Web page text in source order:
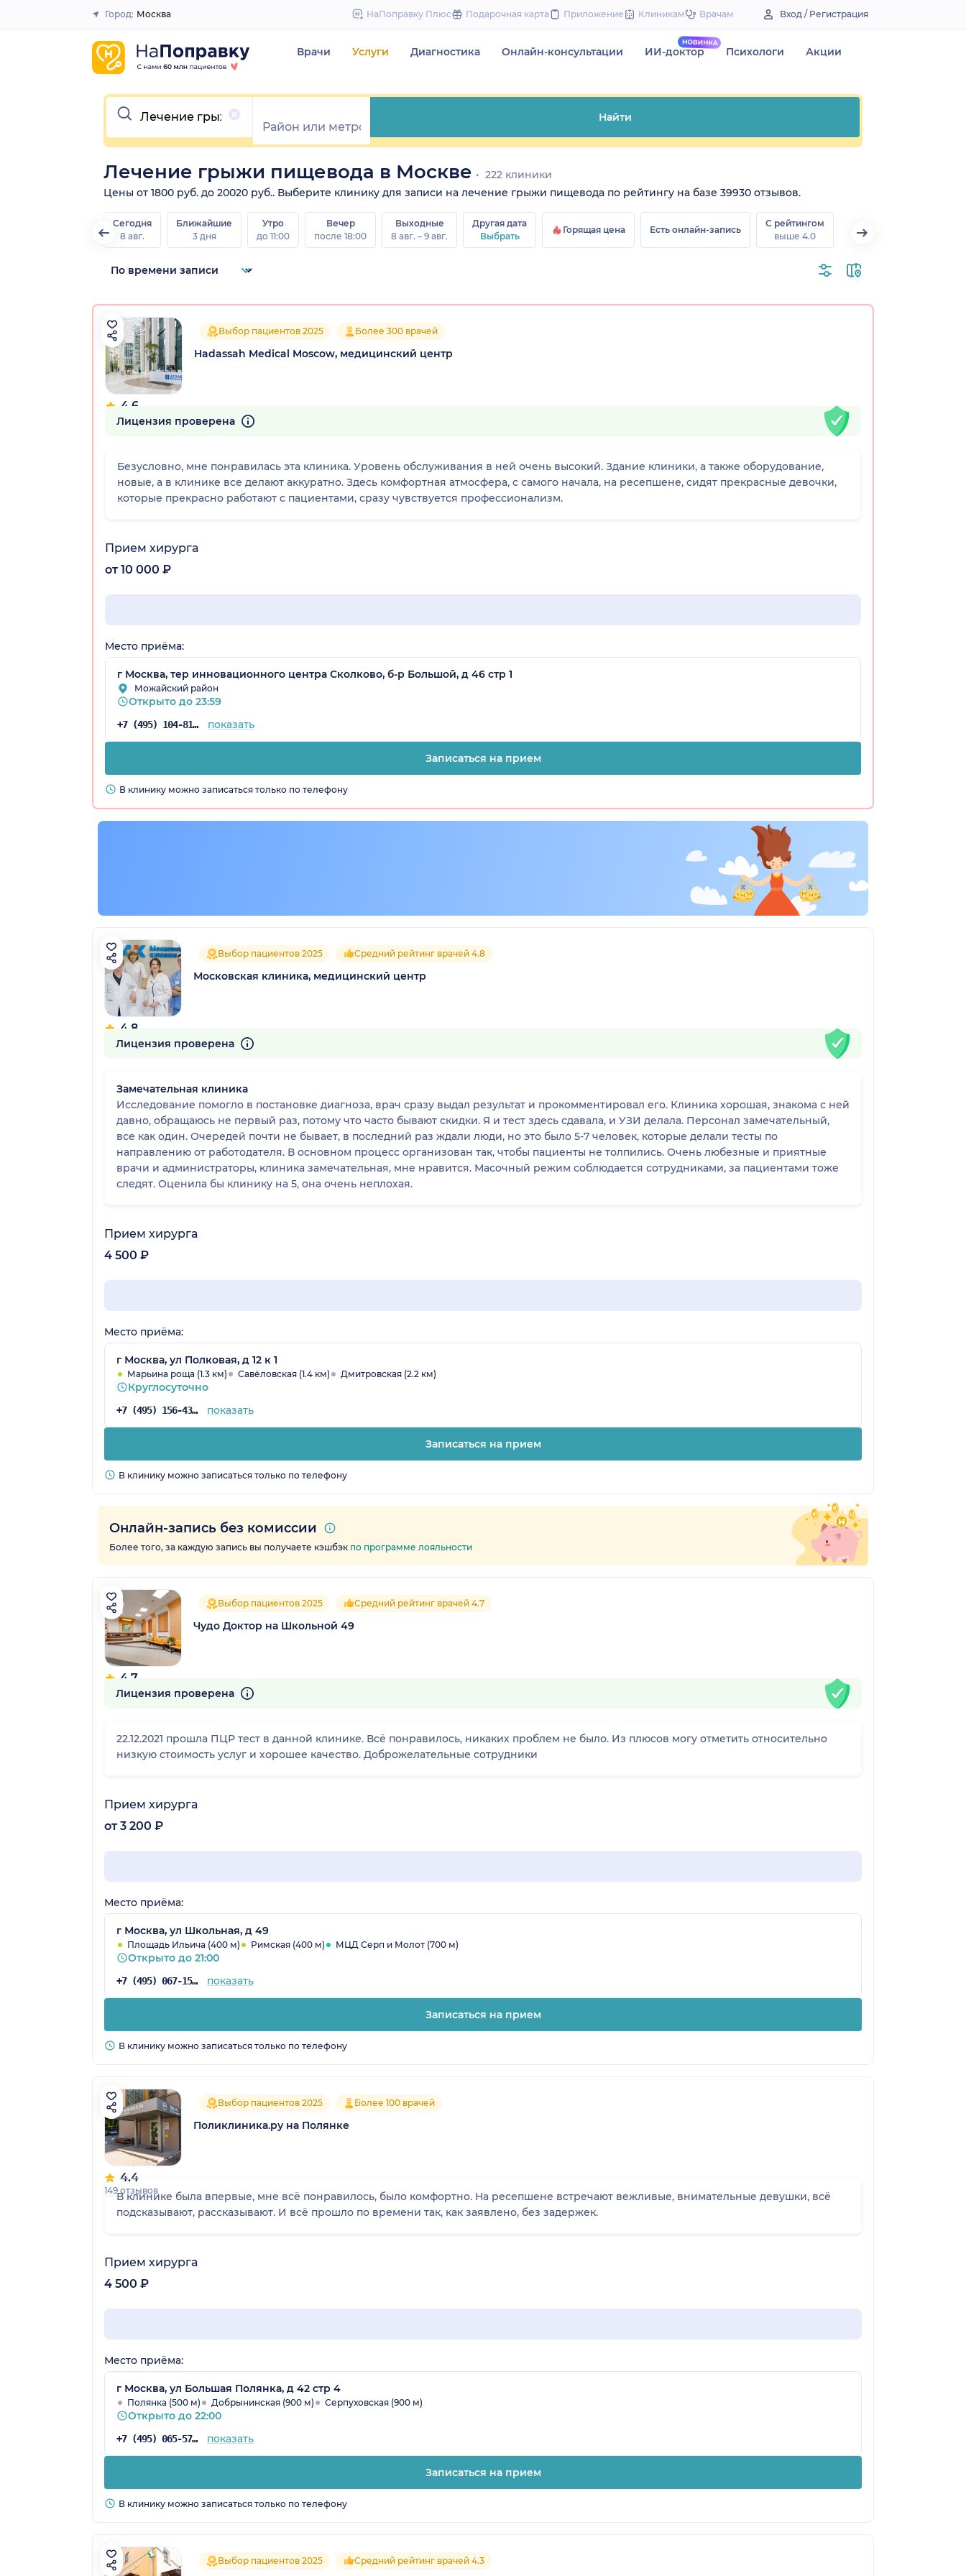
to
Закрыть
Город: Москва НаПоправку Плюс Подарочная карта Приложение Клиникам Врачам Вход / Регистрация
Врачи Услуги Диагностика Онлайн-консультации ИИ-доктор Психологи Акции
Очистить
Найти
Лечение грыжи пищевода в Москве
222 клиники
Цены от 1800 руб. до 20020 руб.. Выберите клинику для записи на лечение грыжи пищевода по рейтингу на базе 39930 отзывов.
Сегодня
8 авг.
Ближайшие
3 дня
Утро
до 11:00
Вечер
после 18:00
Выходные
8 авг. – 9 авг.
Другая дата
Выбрать
Горящая цена Есть онлайн-запись
С рейтингом
выше 4.0
4.6
176 отзывов
Выбор пациентов 2025 Более 300 врачей
Hadassah Medical Moscow, медицинский центр
Лицензия проверена
Безусловно, мне понравилась эта клиника. Уровень обслуживания в ней очень высокий. Здание клиники, а также оборудование,
новые, а в клинике все делают аккуратно. Здесь комфортная атмосфера, с самого начала, на ресепшене, сидят прекрасные девочки,
которые прекрасно работают с пациентами, сразу чувствуется профессионализм.
Прием хирурга
от 10 000 ₽
Место приёма:
г Москва, тер инновационного центра Сколково, б-р Большой, д 46 стр 1
Можайский район
Открыто до 23:59
+7 (495) 104-81-22 показать
Записаться на прием
В клинику можно записаться только по телефону
4.8
644 отзыва
Выбор пациентов 2025 Средний рейтинг врачей 4.8
Московская клиника, медицинский центр
Лицензия проверена
Замечательная клиника
Исследование помогло в постановке диагноза, врач сразу выдал результат и прокомментировал его. Клиника хорошая, знакома с ней
давно, обращаюсь не первый раз, потому что часто бывают скидки. Я и тест здесь сдавала, и УЗИ делала. Персонал замечательный,
все как один. Очередей почти не бывает, в последний раз ждали люди, но это было 5-7 человек, которые делали тесты по
направлению от работодателя. В основном процесс организован так, чтобы пациенты не толпились. Очень любезные и приятные
врачи и администраторы, клиника замечательная, мне нравится. Масочный режим соблюдается сотрудниками, за пациентами тоже
следят. Оценила бы клинику на 5, она очень неплохая.
Прием хирурга
4 500 ₽
Место приёма:
г Москва, ул Полковая, д 12 к 1
Марьина роща (1.3 км) Савёловская (1.4 км) Дмитровская (2.2 км)
Круглосуточно
+7 (495) 156-43-19 показать
Записаться на прием
В клинику можно записаться только по телефону
Онлайн-запись без комиссии
Более того, за каждую запись вы получаете кэшбэк по программе лояльности
4.7
1188 отзывов
Выбор пациентов 2025 Средний рейтинг врачей 4.7
Чудо Доктор на Школьной 49
Лицензия проверена
22.12.2021 прошла ПЦР тест в данной клинике. Всё понравилось, никаких проблем не было. Из плюсов могу отметить относительно
низкую стоимость услуг и хорошее качество. Доброжелательные сотрудники
Прием хирурга
от 3 200 ₽
Место приёма:
г Москва, ул Школьная, д 49
Площадь Ильича (400 м) Римская (400 м) МЦД Серп и Молот (700 м)
Открыто до 21:00
+7 (495) 067-15-02 показать
Записаться на прием
В клинику можно записаться только по телефону
4.4
149 отзывов
Выбор пациентов 2025 Более 100 врачей
Поликлиника.ру на Полянке
В клинике была впервые, мне всё понравилось, было комфортно. На ресепшене встречают вежливые, внимательные девушки, всё
подсказывают, рассказывают. И всё прошло по времени так, как заявлено, без задержек.
Прием хирурга
4 500 ₽
Место приёма:
г Москва, ул Большая Полянка, д 42 стр 4
Полянка (500 м) Добрынинская (900 м) Серпуховская (900 м)
Открыто до 22:00
+7 (495) 065-57-73 показать
Записаться на прием
В клинику можно записаться только по телефону
Выбор пациентов 2025 Средний рейтинг врачей 4.3